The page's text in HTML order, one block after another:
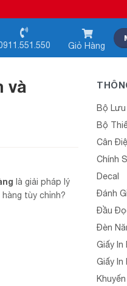
Giỏ Hàng
và
là giải pháp lý
tùy chỉnh?
Bộ
Bộ
Cân
Chính
Decal
Đánh
Đầu
Đèn
Giấy In
Giấy In